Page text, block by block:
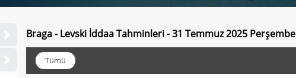
Braga - Levski İddaa Tahminleri - 31 Temmuz 2025 Perşembe
Tümü